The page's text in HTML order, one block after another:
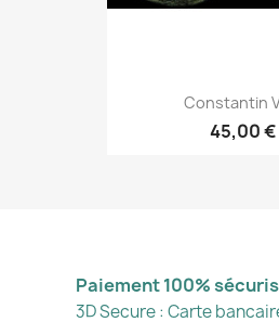
Constantin
45,00 €
Paiement 100%
3D Secure : Carte